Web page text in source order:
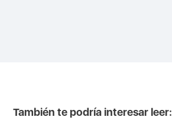
También te podría interesar leer: